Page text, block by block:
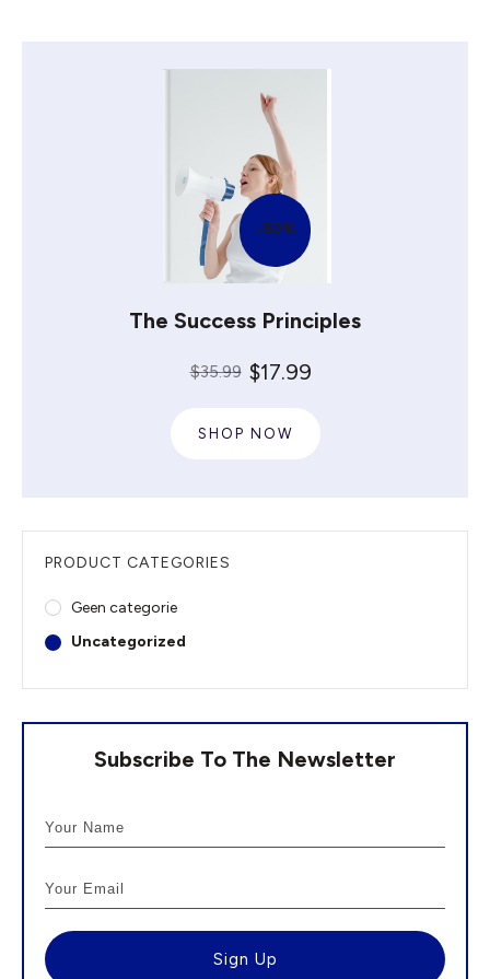
-50%
The Success Principles
$35.99 $17.99
SHOP NOW
PRODUCT CATEGORIES
Geen categorie
Uncategorized
Subscribe To The Newsletter
Sign Up